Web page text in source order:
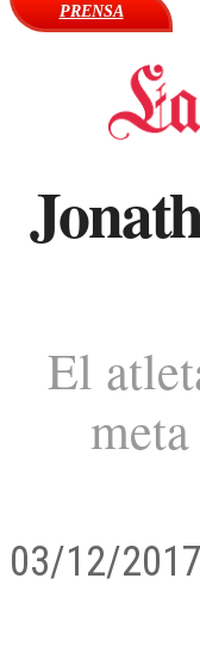
PRENSA
El
03/12/